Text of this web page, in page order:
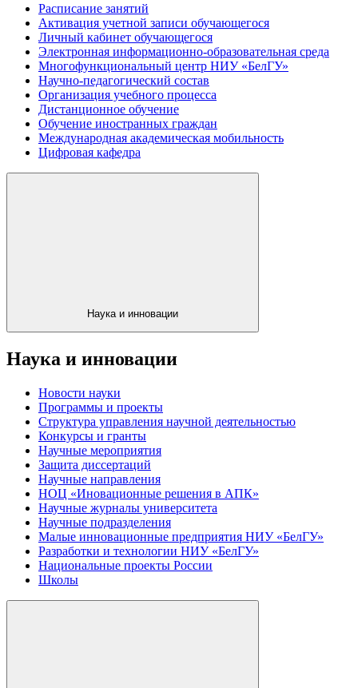
Расписание занятий
Активация учетной записи обучающегося
Личный кабинет обучающегося
Электронная информационно-образовательная среда
Многофункциональный центр НИУ «БелГУ»
Научно-педагогический состав
Организация учебного процесса
Дистанционное обучение
Обучение иностранных граждан
Международная академическая мобильность
Цифровая кафедра
Наука и инновации
Наука и инновации
Новости науки
Программы и проекты
Структура управления научной деятельностью
Конкурсы и гранты
Научные мероприятия
Защита диссертаций
Научные направления
НОЦ «Иновационные решения в АПК»
Научные журналы университета
Научные подразделения
Малые инновационные предприятия НИУ «БелГУ»
Разработки и технологии НИУ «БелГУ»
Национальные проекты России
Школы